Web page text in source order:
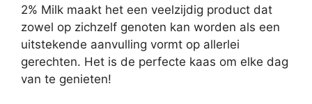
2% Milk maakt het een veelzijdig product dat
zowel op zichzelf genoten kan worden als een
uitstekende aanvulling vormt op allerlei
gerechten. Het is de perfecte kaas om elke dag
van te genieten!